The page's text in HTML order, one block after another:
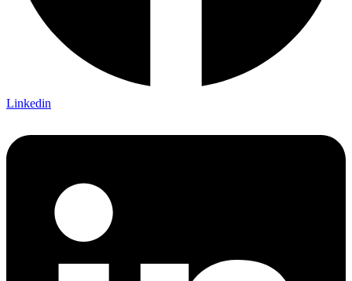
Linkedin